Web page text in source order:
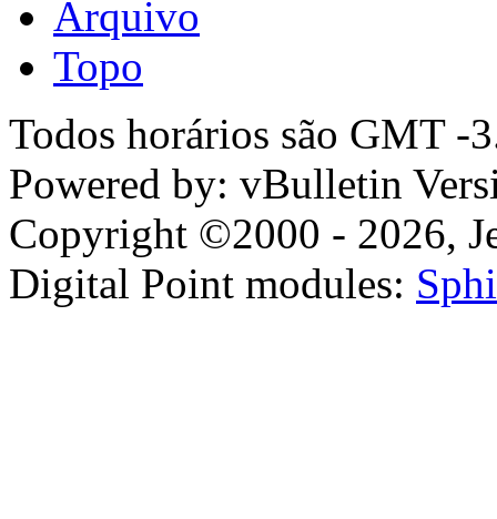
Arquivo
Topo
Todos horários são GMT -
Powered by: vBulletin
Copyright ©2000 - 2026,
Digital Point modules: